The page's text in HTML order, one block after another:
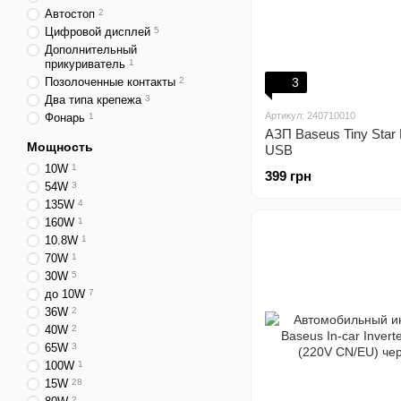
3
Артикул: 240710010
АЗП Baseus Tiny Star
USB
399 грн
Автостоп 2
Цифровой дисплей 5
Дополнительный
прикуриватель 1
Позолоченные контакты 2
Два типа крепежа 3
Фонарь 1
Мощность
10W 1
54W 3
135W 4
160W 1
10.8W 1
70W 1
30W 5
до 10W 7
36W 2
40W 2
65W 3
100W 1
15W 28